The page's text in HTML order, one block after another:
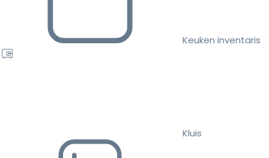
Keuken inventaris
Kluis